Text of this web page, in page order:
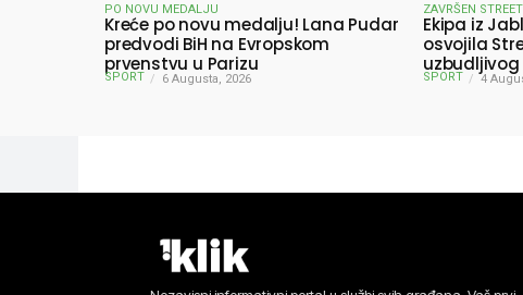
PO NOVU MEDALJU
Kreće po novu medalju! Lana Pudar
predvodi BiH na Evropskom
prvenstvu u Parizu
SPORT 6 Augusta, 2026
ZAVRŠEN
Ekipa iz
osvojila
pobjednici
SPORT 4